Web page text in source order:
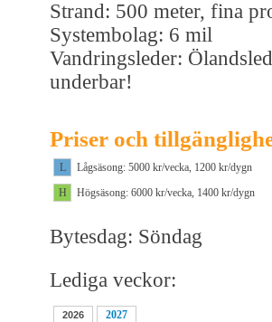
Strand: 500 meter, fina
Systembolag: 6 mil
Vandringsleder:
underbar!
Priser och
L
Lågsäsong: 5000 kr/vecka, 1200 kr/dygn
H
Högsäsong: 6000 kr/vecka, 1400 kr/dygn
Bytesdag: Söndag
Lediga veckor:
2026
2027